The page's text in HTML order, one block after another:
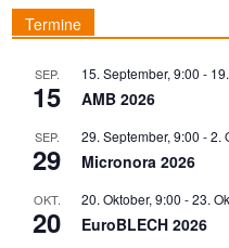
Termine
SEP.
15
15. September, 9:00 -
AMB 2026
SEP.
29
29. September, 9:00 -2.
Micronora 2026
OKT.
20
20. Oktober, 9:00 -23.
EuroBLECH 2026